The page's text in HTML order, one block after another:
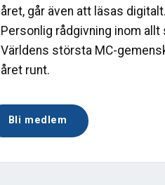
året, går även att läsas digitalt.
Personlig rådgivning inom allt
Världens största MC-
året runt.
Bli medlem